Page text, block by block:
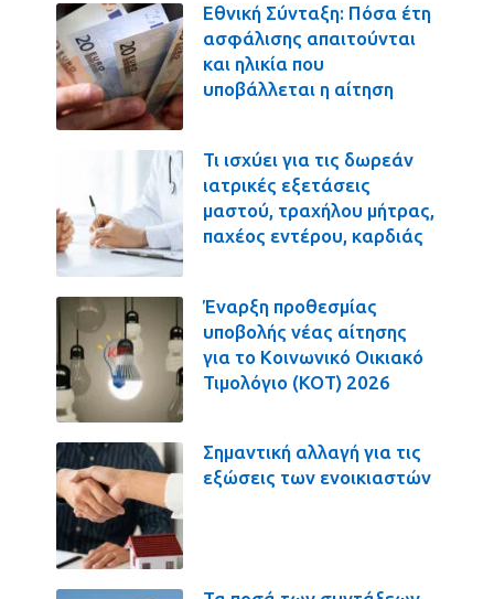
Εθνική Σύνταξη: Πόσα έτη
ασφάλισης απαιτούνται
και ηλικία που
υποβάλλεται η αίτηση
Τι ισχύει για τις δωρεάν
ιατρικές εξετάσεις
μαστού, τραχήλου μήτρας,
παχέος εντέρου, καρδιάς
Έναρξη προθεσμίας
υποβολής νέας αίτησης
για το Κοινωνικό Οικιακό
Τιμολόγιο (ΚΟΤ) 2026
Σημαντική αλλαγή για τις
εξώσεις των ενοικιαστών